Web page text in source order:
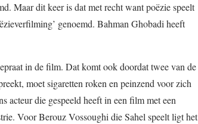
Maar dit keer is dat met recht want poëzie speelt
genoemd. Bahman Ghobadi heeft
in de film. Dat komt ook doordat twee van de
moet sigaretten roken en peinzend voor zich
acteur die gespeeld heeft in een film met een
Voor Berouz Vossoughi die Sahel speelt ligt het